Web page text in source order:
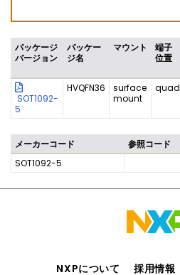
パッケージ
バージョン
パッケー
ジ名
マウント
端子
位置
SOT1092-
5
HVQFN36
surface
mount
quad
メーカーコード 参照コード
SOT1092-5
NXPについて 採用情報